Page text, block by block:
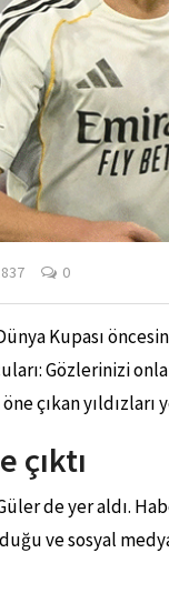
0
Kupası
Gözlerinizi
çıkan yıldızları
çıktı
de yer aldı.
ve sosyal